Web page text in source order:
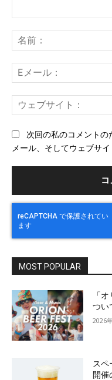
ン
ト：
次回の私のコメント
メール、そしてウェブサ
MOST POPULAR
「
つい
2026
スペ
開催